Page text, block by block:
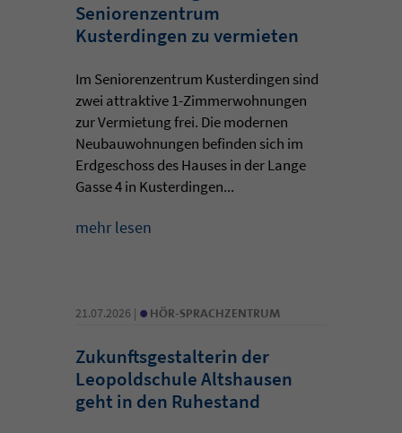
Seniorenzentrum
Kusterdingen zu vermieten
Im Seniorenzentrum Kusterdingen sind
zwei attraktive 1-Zimmerwohnungen
zur Vermietung frei. Die modernen
Neubauwohnungen befinden sich im
Erdgeschoss des Hauses in der Lange
Gasse 4 in Kusterdingen...
mehr lesen
21.07.2026 | • HÖR-SPRACHZENTRUM
Zukunftsgestalterin der
Leopoldschule Altshausen
geht in den Ruhestand